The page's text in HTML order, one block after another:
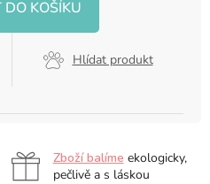
Hlídat produkt
Zboží balíme ekologicky,
pečlivě a s láskou